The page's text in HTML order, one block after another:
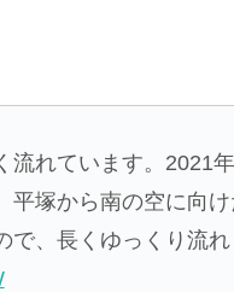
流れています。2021
平塚から南の空に向
、長くゆっくり流れ